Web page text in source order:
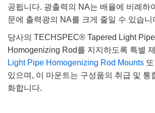
공됩니다. 광출력의 NA는 배율에 비례하
문에 출력광의 NA를 크게 줄일 수 있습니
당사의 TECHSPEC® Tapered Light Pipe
Homogenizing Rod를 지지하도록 특별
Light Pipe Homogenizing Rod Mounts
있으며, 이 마운트는 구성품의 취급 및 통
화합니다.